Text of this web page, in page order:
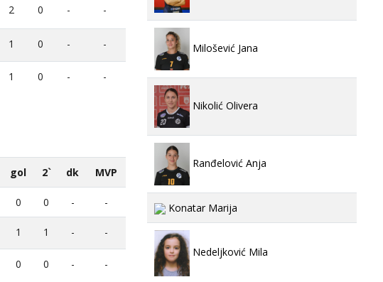
2 0 - -
1 0 - -
1 0 - -
gol 2` dk MVP
0 0 - -
1 1 - -
0 0 - -
Milošević Jana
Nikolić Olivera
Ranđelović Anja
Konatar Marija
Nedeljković Mila